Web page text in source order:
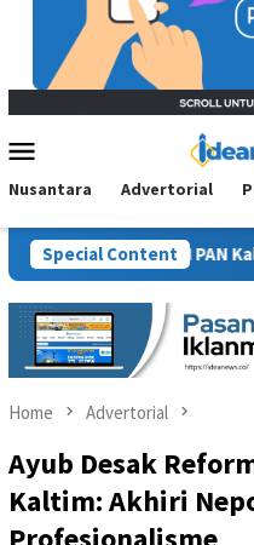
Menu
Nusantara Advertorial
Special Content
BM PAN Kaltim Minta
Home Advertorial
Ayub Desak
Kaltim: Akhiri